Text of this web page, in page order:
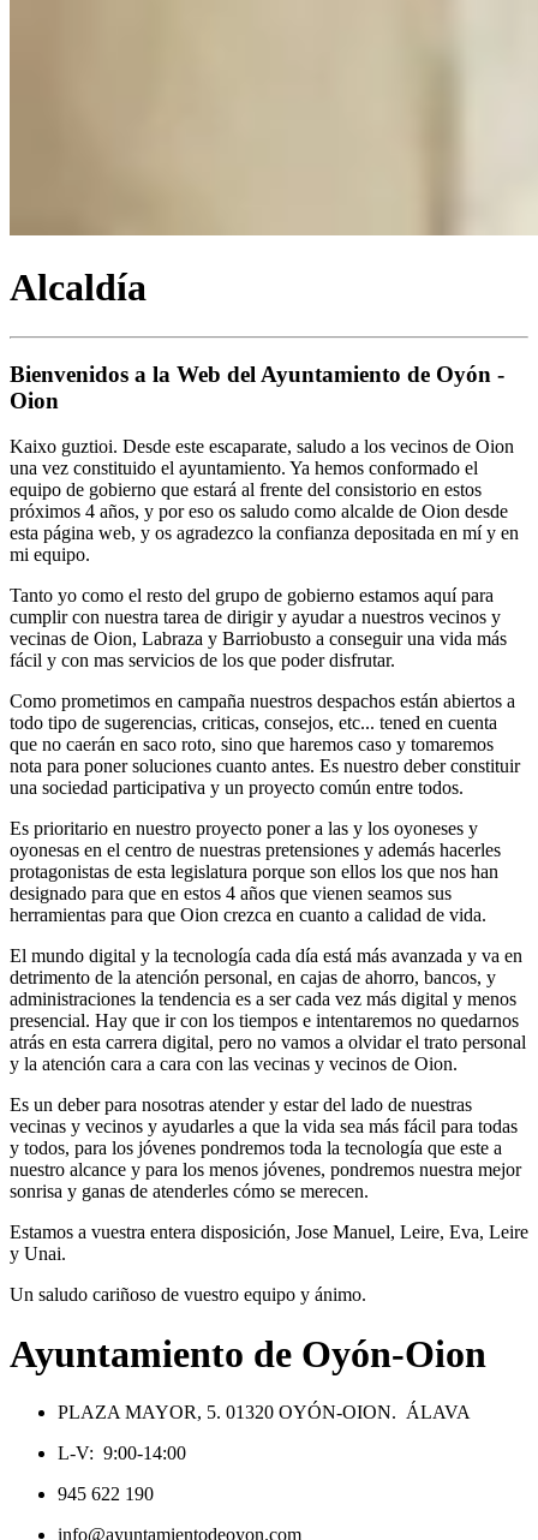
Alcaldía
Bienvenidos a la Web del Ayuntamiento de Oyón -
Oion
Kaixo guztioi. Desde este escaparate, saludo a los vecinos de Oion
una vez constituido el ayuntamiento. Ya hemos conformado el
equipo de gobierno que estará al frente del consistorio en estos
próximos 4 años, y por eso os saludo como alcalde de Oion desde
esta página web, y os agradezco la confianza depositada en mí y en
mi equipo.
Tanto yo como el resto del grupo de gobierno estamos aquí para
cumplir con nuestra tarea de dirigir y ayudar a nuestros vecinos y
vecinas de Oion, Labraza y Barriobusto a conseguir una vida más
fácil y con mas servicios de los que poder disfrutar.
Como prometimos en campaña nuestros despachos están abiertos a
todo tipo de sugerencias, criticas, consejos, etc... tened en cuenta
que no caerán en saco roto, sino que haremos caso y tomaremos
nota para poner soluciones cuanto antes. Es nuestro deber constituir
una sociedad participativa y un proyecto común entre todos.
Es prioritario en nuestro proyecto poner a las y los oyoneses y
oyonesas en el centro de nuestras pretensiones y además hacerles
protagonistas de esta legislatura porque son ellos los que nos han
designado para que en estos 4 años que vienen seamos sus
herramientas para que Oion crezca en cuanto a calidad de vida.
El mundo digital y la tecnología cada día está más avanzada y va en
detrimento de la atención personal, en cajas de ahorro, bancos, y
administraciones la tendencia es a ser cada vez más digital y menos
presencial. Hay que ir con los tiempos e intentaremos no quedarnos
atrás en esta carrera digital, pero no vamos a olvidar el trato personal
y la atención cara a cara con las vecinas y vecinos de Oion.
Es un deber para nosotras atender y estar del lado de nuestras
vecinas y vecinos y ayudarles a que la vida sea más fácil para todas
y todos, para los jóvenes pondremos toda la tecnología que este a
nuestro alcance y para los menos jóvenes, pondremos nuestra mejor
sonrisa y ganas de atenderles cómo se merecen.
Estamos a vuestra entera disposición, Jose Manuel, Leire, Eva, Leire
y Unai.
Un saludo cariñoso de vuestro equipo y ánimo.
Ayuntamiento de Oyón-Oion
PLAZA MAYOR, 5. 01320 OYÓN-OION. ÁLAVA
L-V: 9:00-14:00
945 622 190
info@ayuntamientodeoyon.com